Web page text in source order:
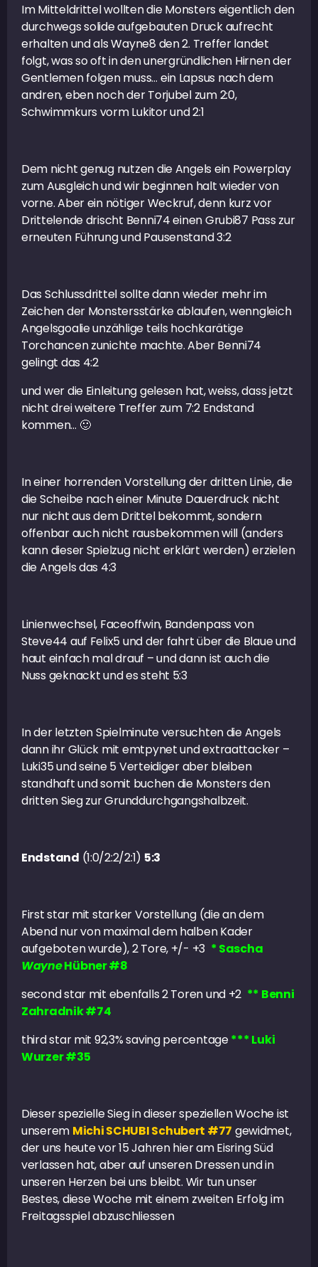
Im Mitteldrittel wollten die Monsters eigentlich den
durchwegs solide aufgebauten Druck aufrecht
erhalten und als Wayne8 den 2. Treffer landet
folgt, was so oft in den unergründlichen Hirnen der
Gentlemen folgen muss… ein Lapsus nach dem
andren, eben noch der Torjubel zum 2:0,
Schwimmkurs vorm Lukitor und 2:1
Dem nicht genug nutzen die Angels ein Powerplay
zum Ausgleich und wir beginnen halt wieder von
vorne. Aber ein nötiger Weckruf, denn kurz vor
Drittelende drischt Benni74 einen Grubi87 Pass zur
erneuten Führung und Pausenstand 3:2
Das Schlussdrittel sollte dann wieder mehr im
Zeichen der Monstersstärke ablaufen, wenngleich
Angelsgoalie unzählige teils hochkarätige
Torchancen zunichte machte. Aber Benni74
gelingt das 4:2
und wer die Einleitung gelesen hat, weiss, dass jetzt
nicht drei weitere Treffer zum 7:2 Endstand
kommen… 🙂
In einer horrenden Vorstellung der dritten Linie, die
die Scheibe nach einer Minute Dauerdruck nicht
nur nicht aus dem Drittel bekommt, sondern
offenbar auch nicht rausbekommen will (anders
kann dieser Spielzug nicht erklärt werden) erzielen
die Angels das 4:3
Linienwechsel, Faceoffwin, Bandenpass von
Steve44 auf Felix5 und der fahrt über die Blaue und
haut einfach mal drauf – und dann ist auch die
Nuss geknackt und es steht 5:3
In der letzten Spielminute versuchten die Angels
dann ihr Glück mit emtpynet und extraattacker –
Luki35 und seine 5 Verteidiger aber bleiben
standhaft und somit buchen die Monsters den
dritten Sieg zur Grunddurchgangshalbzeit.
Endstand (1:0/2:2/2:1) 5:3
First star mit starker Vorstellung (die an dem
Abend nur von maximal dem halben Kader
aufgeboten wurde), 2 Tore, +/- +3 * Sascha
WayneHübner #8
second star mit ebenfalls 2 Toren und +2 ** Benni
Zahradnik #74
third star mit 92,3% saving percentage*** Luki
Wurzer #35
Dieser spezielle Sieg in dieser speziellen Woche ist
unserem Michi SCHUBI Schubert #77 gewidmet,
der uns heute vor 15 Jahren hier am Eisring Süd
verlassen hat, aber auf unseren Dressen und in
unseren Herzen bei uns bleibt. Wir tun unser
Bestes, diese Woche mit einem zweiten Erfolg im
Freitagsspiel abzuschliessen